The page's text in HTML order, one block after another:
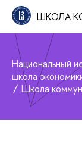
ШКОЛА
Национальный
школа
Школа